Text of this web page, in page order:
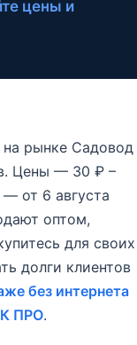
цены и
на рынке Садовод
Цены — 30 ₽ –
от 6 августа
оптом,
для своих
долги клиентов
без интернета
ПРО.